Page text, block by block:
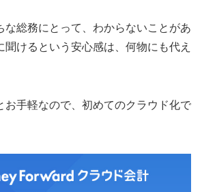
な総務にとって、わからないことがあ
聞けるという安心感は、何物にも代え
お手軽なので、初めてのクラウド化で